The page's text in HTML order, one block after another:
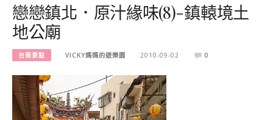
戀戀鎮北．原汁緣味(8)-鎮轅境土
地公廟
台南景點 VICKY媽媽的遊樂園 2010-09-02 0